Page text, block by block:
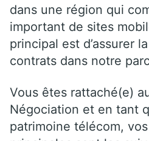
dans une région qui
important de sites
principal est d’assurer
contrats dans notre
Vous êtes rattaché(e)
Négociation et en tant
patrimoine télécom,